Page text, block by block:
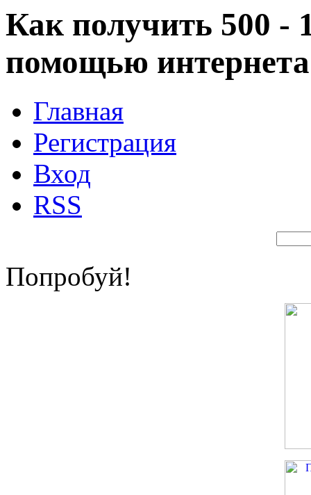
Как получить 500 -
помощью интернета
Главная
Регистрация
Вход
RSS
Попробуй!